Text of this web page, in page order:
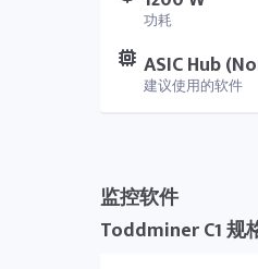
功耗
ASIC Hub
建议使用的软件
监控软件
Toddminer C1 规